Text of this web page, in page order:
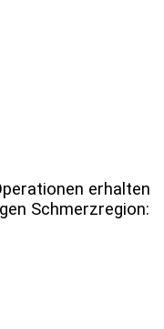
erhalten
Schmerzregion: